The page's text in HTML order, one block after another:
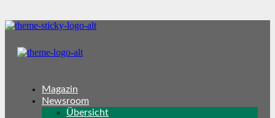
Magazin
Newsroom
Übersicht